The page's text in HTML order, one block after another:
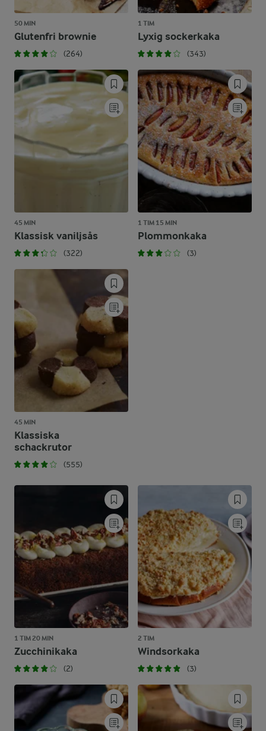
50 MIN
Glutenfri brownie
(264)
1 TIM
Lyxig sockerkaka
(343)
45 MIN
Klassisk vaniljsås
(322)
1 TIM 15 MIN
Plommonkaka
(3)
45 MIN
Klassiska
schackrutor
(555)
1 TIM 20 MIN
Zucchinikaka
(2)
2 TIM
Windsorkaka
(3)